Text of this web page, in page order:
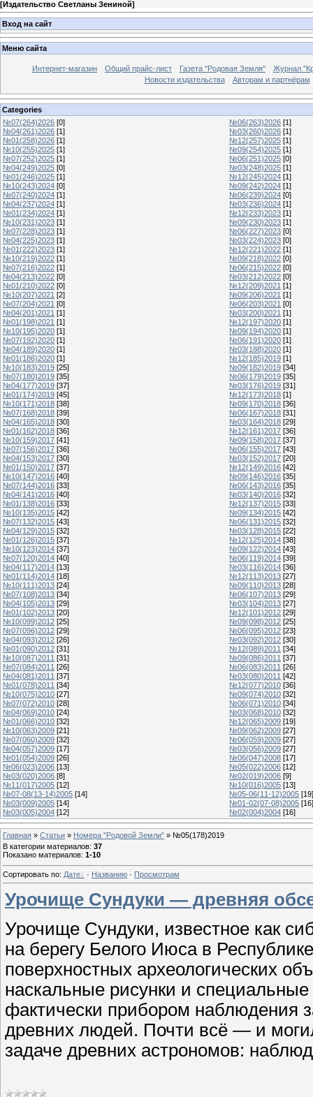
[Издательство Светланы Зениной]
Вход на сайт
Меню сайта
Интернет-магазин Общий прайс-лист Газета "Родовая Земля"
Журнал
Новости издательства
Авторам и партнёрам
Categories
№07(264)2026 [0] №06(263)2026 [1]
№04(261)2026 [1] №03(260)2026 [1]
№01(258)2026 [1] №12(257)2025 [1]
№10(255)2025 [1] №09(254)2025 [1]
№07(252)2025 [1] №06(251)2025 [0]
№04(249)2025 [0] №03(248)2025 [1]
№01(246)2025 [1] №12(245)2024 [1]
№10(243)2024 [0] №09(242)2024 [1]
№07(240)2024 [1] №06(239)2024 [0]
№04(237)2024 [1] №03(236)2024 [1]
№01(234)2024 [1] №12(233)2023 [1]
№10(231)2023 [1] №09(230)2023 [1]
№07(228)2023 [1] №06(227)2023 [0]
№04(225)2023 [1] №03(224)2023 [0]
№01(222)2023 [1] №12(221)2022 [1]
№10(219)2022 [1] №09(218)2022 [0]
№07(216)2022 [1] №06(215)2022 [0]
№04(213)2022 [0] №03(212)2022 [0]
№01(210)2022 [0] №12(209)2021 [1]
№10(207)2021 [2] №09(206)2021 [1]
№07(204)2021 [0] №06(203)2021 [0]
№04(201)2021 [1] №03(200)2021 [1]
№01(198)2021 [1] №12(197)2020 [1]
№10(195)2020 [1] №09(194)2020 [1]
№07(192)2020 [1] №06(191)2020 [1]
№04(189)2020 [1] №03(188)2020 [1]
№01(186)2020 [1] №12(185)2019 [1]
№10(183)2019 [25] №09(182)2019 [34]
№07(180)2019 [35] №06(179)2019 [35]
№04(177)2019 [37] №03(176)2019 [31]
№01(174)2019 [45] №12(173)2018 [1]
№10(171)2018 [38] №09(170)2018 [36]
№07(168)2018 [39] №06(167)2018 [31]
№04(165)2018 [30] №03(164)2018 [29]
№01(162)2018 [36] №12(161)2017 [36]
№10(159)2017 [41] №09(158)2017 [37]
№07(156)2017 [36] №06(155)2017 [43]
№04(153)2017 [30] №03(152)2017 [20]
№01(150)2017 [37] №12(149)2016 [42]
№10(147)2016 [40] №09(146)2016 [35]
№07(144)2016 [33] №06(143)2016 [35]
№04(141)2016 [40] №03(140)2016 [32]
№01(138)2016 [33] №12(137)2015 [33]
№10(135)2015 [42] №09(134)2015 [42]
№07(132)2015 [43] №06(131)2015 [32]
№04(129)2015 [32] №03(128)2015 [22]
№01(126)2015 [37] №12(125)2014 [38]
№10(123)2014 [37] №09(122)2014 [43]
№07(120)2014 [40] №06(119)2014 [39]
№04(117)2014 [13] №03(116)2014 [36]
№01(114)2014 [18] №12(113)2013 [27]
№10(111)2013 [24] №09(110)2013 [28]
№07(108)2013 [34] №06(107)2013 [29]
№04(105)2013 [29] №03(104)2013 [27]
№01(102)2013 [20] №12(101)2012 [29]
№10(099)2012 [25] №09(098)2012 [25]
№07(096)2012 [29] №06(095)2012 [23]
№04(093)2012 [26] №03(092)2012 [30]
№01(090)2012 [31] №12(089)2011 [34]
№10(087)2011 [31] №09(086)2011 [37]
№07(084)2011 [26] №06(083)2011 [26]
№04(081)2011 [37] №03(080)2011 [42]
№01(078)2011 [34] №12(077)2010 [36]
№10(075)2010 [27] №09(074)2010 [32]
№07(072)2010 [28] №06(071)2010 [34]
№04(069)2010 [24] №03(068)2010 [32]
№01(066)2010 [32] №12(065)2009 [19]
№10(063)2009 [21] №09(062)2009 [27]
№07(060)2009 [32] №06(059)2009 [27]
№04(057)2009 [17] №03(056)2009 [27]
№01(054)2009 [26] №06(047)2008 [17]
№06(023)2006 [13] №05(022)2006 [12]
№03(020)2006 [8] №02(019)2006 [9]
№11(017)2005 [12] №10(016)2005 [13]
№07-08(13-14)2005 [14] №05-06(11-12)2005 [19]
№03(009)2005 [14] №01-02(07-08)2005 [16]
№03(005)2004 [12] №02(004)2004 [16]
Главная » Статьи » Номера "Родовой Земли" » №05(178)2019
В категории материалов: 37
Показано материалов: 1-10
Сортировать по: Дате · Названию · Просмотрам
Урочище Сундуки — древняя
Урочище Сундуки, известное как
на берегу Белого Июса в
поверхностных археологических
наскальные рисунки и
фактически прибором наблюдения
древних людей. Почти всё — и
задаче древних астрономов: